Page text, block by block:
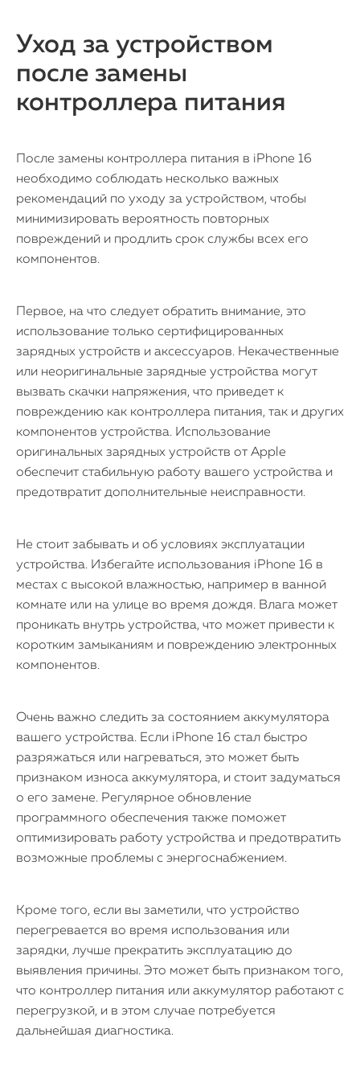
Уход за устройством
после замены
контроллера питания
После замены контроллера питания в iPhone 16
необходимо соблюдать несколько важных
рекомендаций по уходу за устройством, чтобы
минимизировать вероятность повторных
повреждений и продлить срок службы всех его
компонентов.
Первое, на что следует обратить внимание, это
использование только сертифицированных
зарядных устройств и аксессуаров. Некачественные
или неоригинальные зарядные устройства могут
вызвать скачки напряжения, что приведет к
повреждению как контроллера питания, так и других
компонентов устройства. Использование
оригинальных зарядных устройств от Apple
обеспечит стабильную работу вашего устройства и
предотвратит дополнительные неисправности.
Не стоит забывать и об условиях эксплуатации
устройства. Избегайте использования iPhone 16 в
местах с высокой влажностью, например в ванной
комнате или на улице во время дождя. Влага может
проникать внутрь устройства, что может привести к
коротким замыканиям и повреждению электронных
компонентов.
Очень важно следить за состоянием аккумулятора
вашего устройства. Если iPhone 16 стал быстро
разряжаться или нагреваться, это может быть
признаком износа аккумулятора, и стоит задуматься
о его замене. Регулярное обновление
программного обеспечения также поможет
оптимизировать работу устройства и предотвратить
возможные проблемы с энергоснабжением.
Кроме того, если вы заметили, что устройство
перегревается во время использования или
зарядки, лучше прекратить эксплуатацию до
выявления причины. Это может быть признаком того,
что контроллер питания или аккумулятор работают с
перегрузкой, и в этом случае потребуется
дальнейшая диагностика.